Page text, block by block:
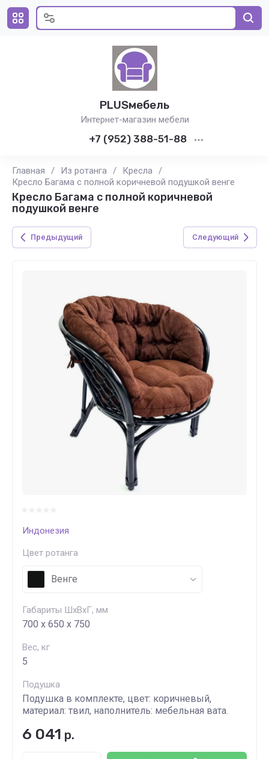
PLUSмебель
Интернет-магазин мебели
+7 (952) 388-51-88
Главная / Из ротанга / Кресла /
Кресло Багама с полной коричневой подушкой венге
Кресло Багама с полной коричневой
подушкой венге
Предыдущий Следующий
Индонезия
Цвет ротанга
Венге
Габариты ШхВхГ, мм
700 x 650 x 750
Вес, кг
5
Подушка
Подушка в комплекте, цвет: коричневый,
материал: твил, наполнитель: мебельная вата.
6 041 р.